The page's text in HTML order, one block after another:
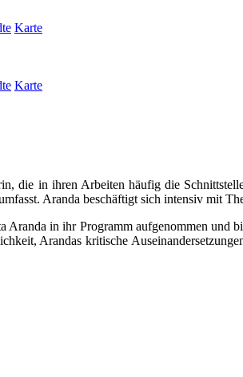
Karte
Karte
die in ihren Arbeiten häufig die
Aranda beschäftigt sich intensiv mit
Aranda in ihr Programm aufgenommen
Arandas kritische